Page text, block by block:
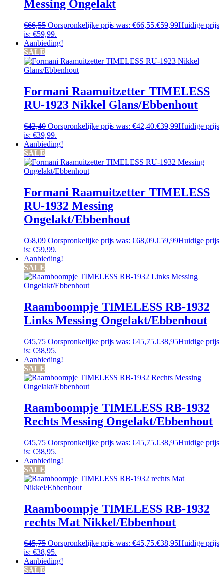
Messing Ongelakt
€66,55 Oorspronkelijke prijs was: €66,55.€59,99Huidige prijs
is: €59,99.
Aanbieding!
SALE
Formani Raamuitzetter TIMELESS
RU-1923 Nikkel Glans/Ebbenhout
€42,40 Oorspronkelijke prijs was: €42,40.€39,99Huidige prijs
is: €39,99.
Aanbieding!
SALE
Formani Raamuitzetter TIMELESS
RU-1932 Messing
Ongelakt/Ebbenhout
€68,09 Oorspronkelijke prijs was: €68,09.€59,99Huidige prijs
is: €59,99.
Aanbieding!
SALE
Raamboompje TIMELESS RB-1932
Links Messing Ongelakt/Ebbenhout
€45,75 Oorspronkelijke prijs was: €45,75.€38,95Huidige prijs
is: €38,95.
Aanbieding!
SALE
Raamboompje TIMELESS RB-1932
Rechts Messing Ongelakt/Ebbenhout
€45,75 Oorspronkelijke prijs was: €45,75.€38,95Huidige prijs
is: €38,95.
Aanbieding!
SALE
Raamboompje TIMELESS RB-1932
rechts Mat Nikkel/Ebbenhout
€45,75 Oorspronkelijke prijs was: €45,75.€38,95Huidige prijs
is: €38,95.
Aanbieding!
SALE